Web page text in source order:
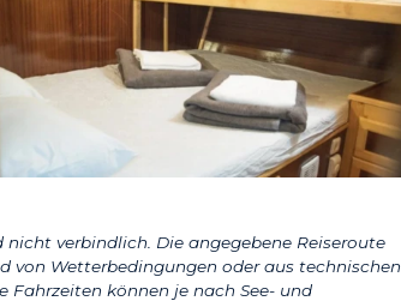
verbindlich. Die angegebene Reiseroute
von Wetterbedingungen oder aus technischen
Fahrzeiten können je nach See- und